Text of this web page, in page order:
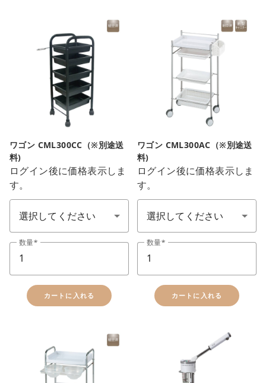
ワゴン CML300CC（※別途送
料)
ログイン後に価格表示しま
す。
ワゴン(顏色)
数量
カートに入れる
ワゴン CML300AC（※別途送
料)
ログイン後に価格表示しま
す。
ワゴン(顏色)
数量
カートに入れる
カートに追加しました。